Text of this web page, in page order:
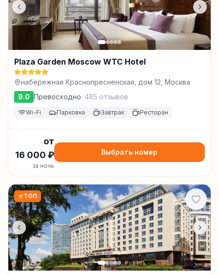
Plaza Garden Moscow WTC Hotel
набережная Краснопресненская, дом 12, Москва
9.0 Превосходно· 485 отзывов
Wi-Fi Парковка Завтрак Ресторан
от
16 000 ₽
за ночь
Выбрать номер
★ТОП